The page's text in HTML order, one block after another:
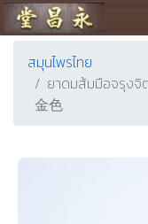
ร้านขายยา ย่งเชียงตึ๊ง
สมุนไพรไทย
ยาดมส้มมือจรุง
金色